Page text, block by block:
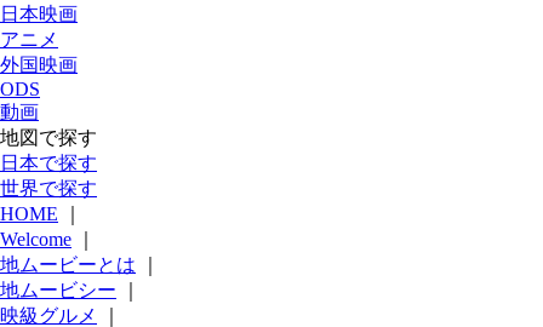
日本映画
アニメ
外国映画
ODS
動画
地図で探す
日本で探す
世界で探す
HOME
Welcome
地ムービーとは
地ムービシー
映級グルメ